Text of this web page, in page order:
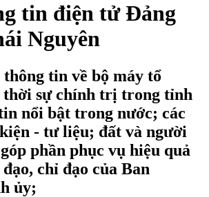
tin điện tử Đảng
Nguyên
thông tin về bộ máy tổ
sự chính trị trong tỉnh
nổi bật trong nước; các
- tư liệu; đất và người
phần phục vụ hiệu quả
chỉ đạo của Ban
ủy;